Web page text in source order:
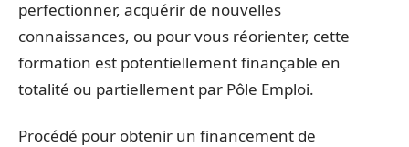
perfectionner, acquérir de nouvelles
connaissances, ou pour vous réorienter, cette
formation est potentiellement finançable en
totalité ou partiellement par Pôle Emploi.
Procédé pour obtenir un financement de